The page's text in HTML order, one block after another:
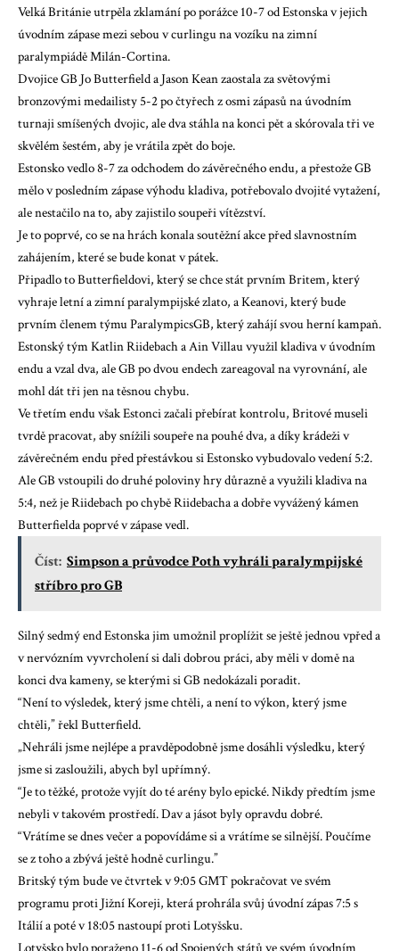
Velká Británie utrpěla zklamání po porážce 10-7 od Estonska v jejich
úvodním zápase mezi sebou v curlingu na vozíku na zimní
paralympiádě Milán-Cortina.
Dvojice GB Jo Butterfield a Jason Kean zaostala za světovými
bronzovými medailisty 5-2 po čtyřech z osmi zápasů na úvodním
turnaji smíšených dvojic, ale dva stáhla na konci pět a skórovala tři ve
skvělém šestém, aby je vrátila zpět do boje.
Estonsko vedlo 8-7 za odchodem do závěrečného endu, a přestože GB
mělo v posledním zápase výhodu kladiva, potřebovalo dvojité vytažení,
ale nestačilo na to, aby zajistilo soupeři vítězství.
Je to poprvé, co se na hrách konala soutěžní akce před slavnostním
zahájením, které se bude konat v pátek.
Připadlo to Butterfieldovi, který se chce stát prvním Britem, který
vyhraje letní a zimní paralympijské zlato, a Keanovi, který bude
prvním členem týmu ParalympicsGB, který zahájí svou herní kampaň.
Estonský tým Katlin Riidebach a Ain Villau využil kladiva v úvodním
endu a vzal dva, ale GB po dvou endech zareagoval na vyrovnání, ale
mohl dát tři jen na těsnou chybu.
Ve třetím endu však Estonci začali přebírat kontrolu, Britové museli
tvrdě pracovat, aby snížili soupeře na pouhé dva, a díky krádeži v
závěrečném endu před přestávkou si Estonsko vybudovalo vedení 5:2.
Ale GB vstoupili do druhé poloviny hry důrazně a využili kladiva na
5:4, než je Riidebach po chybě Riidebacha a dobře vyvážený kámen
Butterfielda poprvé v zápase vedl.
Číst: Simpson a průvodce Poth vyhráli paralympijské
stříbro pro GB
Silný sedmý end Estonska jim umožnil proplížit se ještě jednou vpřed a
v nervózním vyvrcholení si dali dobrou práci, aby měli v domě na
konci dva kameny, se kterými si GB nedokázali poradit.
“Není to výsledek, který jsme chtěli, a není to výkon, který jsme
chtěli,” řekl Butterfield.
„Nehráli jsme nejlépe a pravděpodobně jsme dosáhli výsledku, který
jsme si zasloužili, abych byl upřímný.
“Je to těžké, protože vyjít do té arény bylo epické. Nikdy předtím jsme
nebyli v takovém prostředí. Dav a jásot byly opravdu dobré.
“Vrátíme se dnes večer a popovídáme si a vrátíme se silnější. Poučíme
se z toho a zbývá ještě hodně curlingu.”
Britský tým bude ve čtvrtek v 9:05 GMT pokračovat ve svém
programu proti Jižní Koreji, která prohrála svůj úvodní zápas 7:5 s
Itálií a poté v 18:05 nastoupí proti Lotyšsku.